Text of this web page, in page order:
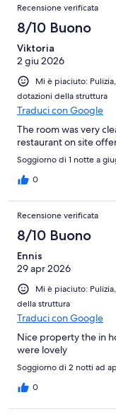
Recensione verificata
8/10 Buono
Viktoria
2 giu 2026
Mi è piaciuto:
dotazioni della struttura
Traduci con Google
The room was very
restaurant on site
Soggiorno di 1 notte a
0
Recensione verificata
8/10 Buono
Ennis
29 apr 2026
Mi è piaciuto:
della struttura
Traduci con Google
Nice property the in
were lovely
Soggiorno di 2 notti ad
0